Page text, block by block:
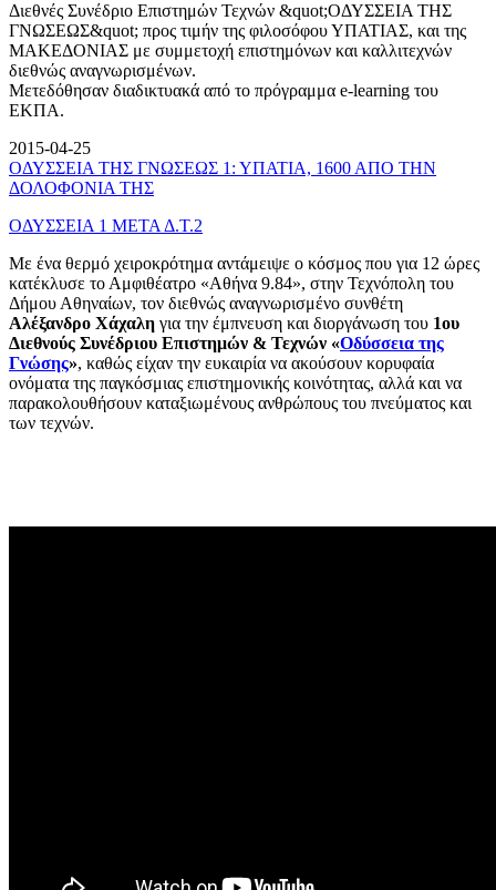
Διεθνές Συνέδριο Επιστημών Τεχνών &quot;ΟΔΥΣΣΕΙΑ ΤΗΣ
ΓΝΩΣΕΩΣ&quot; προς τιμήν της φιλοσόφου ΥΠΑΤΙΑΣ, και της
ΜΑΚΕΔΟΝΙΑΣ με συμμετοχή επιστημόνων και καλλιτεχνών
διεθνώς αναγνωρισμένων.
Μετεδόθησαν διαδικτυακά από το πρόγραμμα e-learning του
ΕΚΠΑ.
2015-04-25
ΟΔΥΣΣΕΙΑ ΤΗΣ ΓΝΩΣΕΩΣ 1: ΥΠΑΤΙΑ, 1600 ΑΠΟ ΤΗΝ
ΔΟΛΟΦΟΝΙΑ ΤΗΣ
ΟΔΥΣΣΕΙΑ 1 ΜΕΤΑ Δ.Τ.2
Με ένα θερμό χειροκρότημα αντάμειψε ο κόσμος που για 12 ώρες
κατέκλυσε το Αμφιθέατρο «Αθήνα 9.84», στην Τεχνόπολη του
Δήμου Αθηναίων, τον διεθνώς αναγνωρισμένο συνθέτη
Αλέξανδρο Χάχαλη για την έμπνευση και διοργάνωση του 1ου
Διεθνούς Συνέδριου Επιστημών & Τεχνών «Οδύσσεια της
Γνώσης», καθώς είχαν την ευκαιρία να ακούσουν κορυφαία
ονόματα της παγκόσμιας επιστημονικής κοινότητας, αλλά και να
παρακολουθήσουν καταξιωμένους ανθρώπους του πνεύματος και
των τεχνών.